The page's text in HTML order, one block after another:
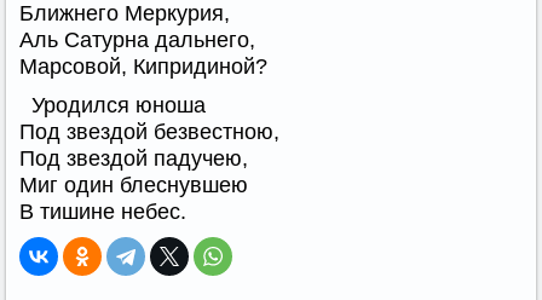
Ближнего Меркурия,
Аль Сатурна дальнего,
Марсовой, Кипридиной?
Уродился юноша
Под звездой безвестною,
Под звездой падучею,
Миг один блеснувшею
В тишине небес.